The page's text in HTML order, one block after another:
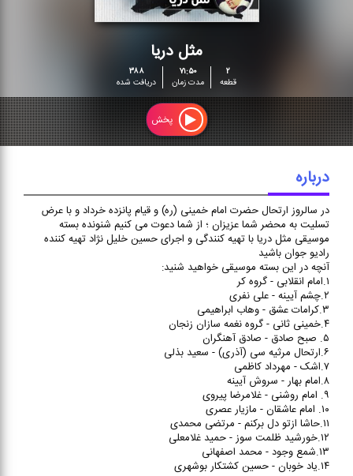
در سالروز ارتحال حضرت امام
خمینی (ره) و قیام پانزده خرداد و
با عرض تسلیت به محضر شما
عزیزان ؛ از شما دعوت می کنیم
شنونده بسته موسیقی مثل دریا
با تهیه کنندگی و اجرای حسین
خلیل نژاد تهیه کننده رادیو جوان
مثل دریا
۲
قطعه
۷۱:۵۰
مدت زمان
۳۸۸
دریافت شده
پخش
درباره
در سالروز ارتحال حضرت امام خمینی (ره) و قیام پانزده خرداد و با عرض
تسلیت به محضر شما عزیزان ؛ از شما دعوت می کنیم شنونده بسته
موسیقی مثل دریا با تهیه کنندگی و اجرای حسین خلیل نژاد تهیه کننده
رادیو جوان باشید
آنچه در این بسته موسیقی خواهید شنید:
۱.امام انقلابی - گروه کر
۲.چشم آیینه - علی نفری
۳.کرامات عشق - وهاب ابراهیمی
۴.خمینی ثانی - گروه نغمه سازان زنجان
۵. صبح صادق - صادق آهنگران
۶.ارتحال مرثیه سی (آذری) - سعید بذلی
۷.اشک - مهرداد کاظمی
۸.امام بهار - سروش آیینه
۹. امام روشنی - غلامرضا پیروی
۱۰. امام عاشقان - مازیار عصری
۱۱.حاشا ازتو دل برکنم - مرتضی محمدی
۱۲.خورشید ظلمت سوز - حمید غلامعلی
۱۳.شمع وجود - محمد اصفهانی
۱۴.یاد خوبان - حسین کشتکار بوشهری